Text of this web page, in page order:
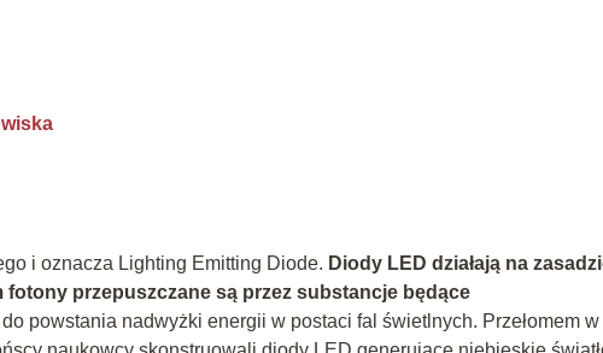
i oznacza Lighting Emitting Diode. Diody LED działają na
przepuszczane są przez substancje będące
powstania nadwyżki energii w postaci fal świetlnych. Przełomem w